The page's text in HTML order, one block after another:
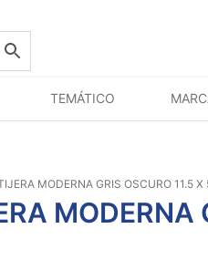
TEMÁTICO
MODERNA GRIS OSCURO 11.5 X
MODERNA